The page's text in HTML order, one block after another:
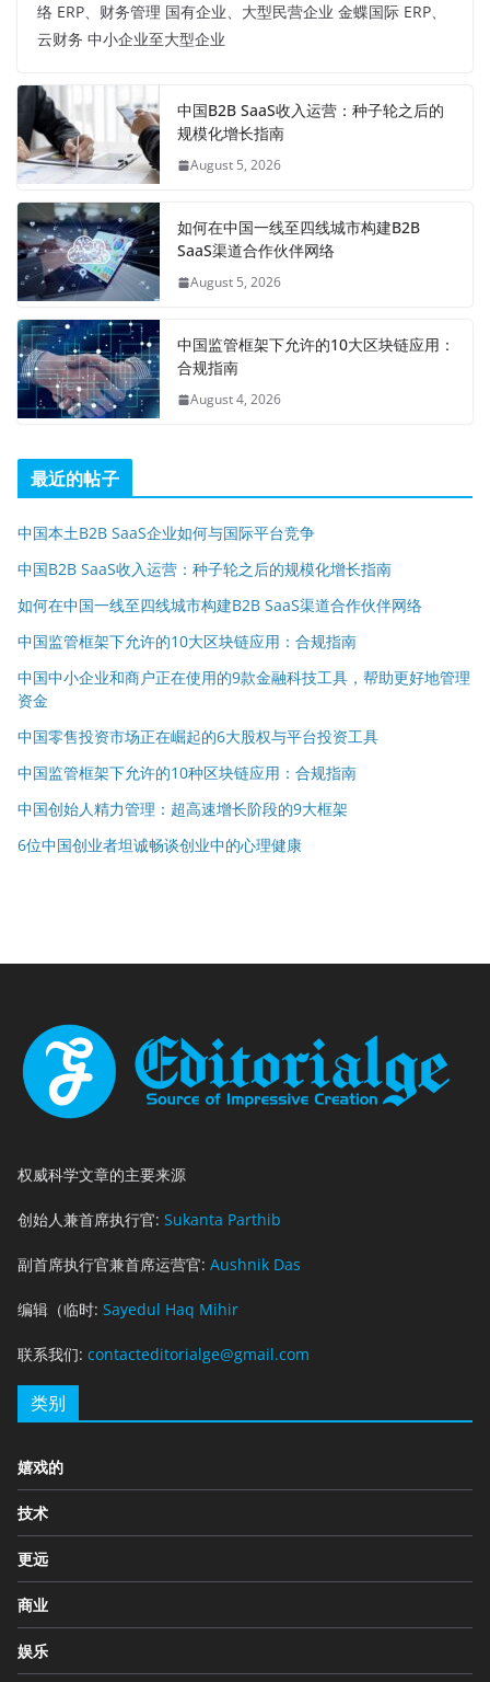
络 ERP、财务管理 国有企业、大型民营企业 金蝶国际 ERP、
云财务 中小企业至大型企业
中国B2B SaaS收入运营：种子轮之后的
规模化增长指南
August 5, 2026
如何在中国一线至四线城市构建B2B
SaaS渠道合作伙伴网络
August 5, 2026
中国监管框架下允许的10大区块链应用：
合规指南
August 4, 2026
最近的帖子
中国本土B2B SaaS企业如何与国际平台竞争
中国B2B SaaS收入运营：种子轮之后的规模化增长指南
如何在中国一线至四线城市构建B2B SaaS渠道合作伙伴网络
中国监管框架下允许的10大区块链应用：合规指南
中国中小企业和商户正在使用的9款金融科技工具，帮助更好地管理
资金
中国零售投资市场正在崛起的6大股权与平台投资工具
中国监管框架下允许的10种区块链应用：合规指南
中国创始人精力管理：超高速增长阶段的9大框架
6位中国创业者坦诚畅谈创业中的心理健康
权威科学文章的主要来源
创始人兼首席执行官: Sukanta Parthib
副首席执行官兼首席运营官: Aushnik Das
编辑（临时: Sayedul Haq Mihir
联系我们: contacteditorialge@gmail.com
类别
嬉戏的
技术
更远
商业
娱乐